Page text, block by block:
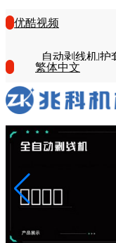
优酷视频
自动剥线机|护
繁体中文